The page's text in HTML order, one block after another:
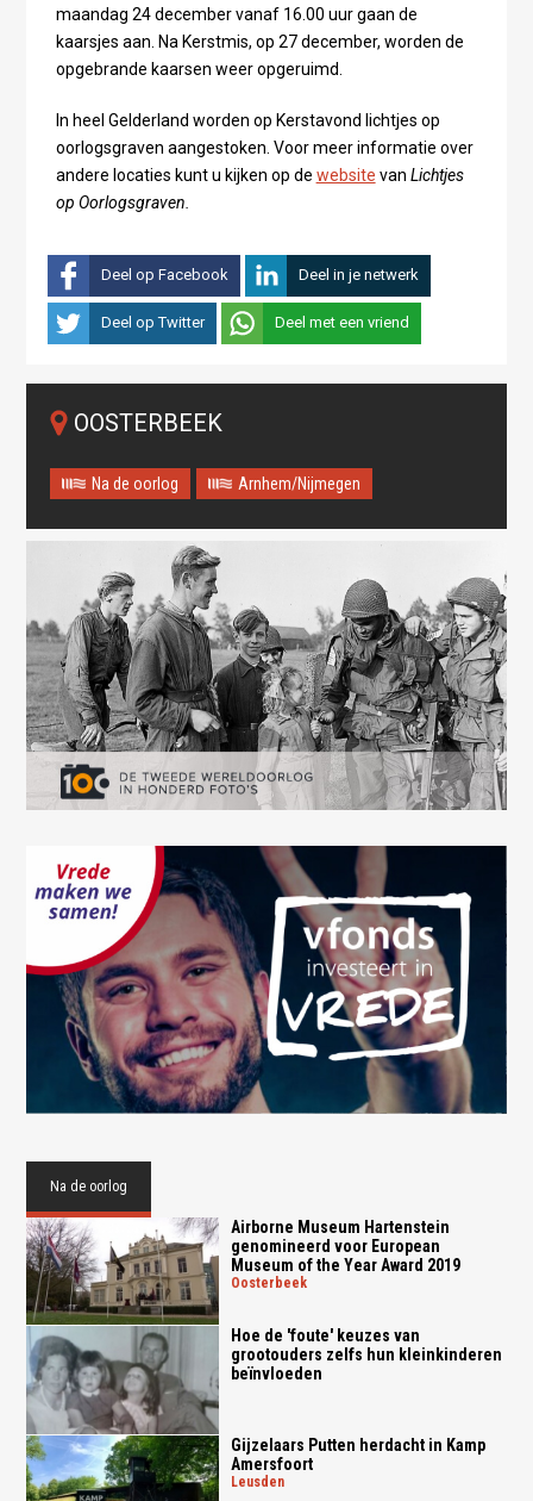
maandag 24 december vanaf 16.00 uur gaan de
kaarsjes aan. Na Kerstmis, op 27 december, worden de
opgebrande kaarsen weer opgeruimd.
In heel Gelderland worden op Kerstavond lichtjes op
oorlogsgraven aangestoken. Voor meer informatie over
andere locaties kunt u kijken op de website van Lichtjes
op Oorlogsgraven.
Deel op Facebook Deel in je netwerk
Deel op Twitter Deel met een vriend
OOSTERBEEK
Na de oorlog Arnhem/Nijmegen
Na de oorlog
Airborne Museum Hartenstein
genomineerd voor European
Museum of the Year Award 2019
oosterbeek
Hoe de 'foute' keuzes van
grootouders zelfs hun kleinkinderen
beïnvloeden
Gijzelaars Putten herdacht in Kamp
Amersfoort
leusden